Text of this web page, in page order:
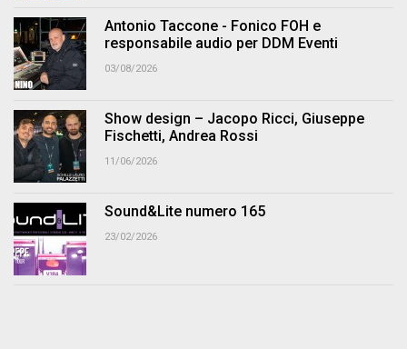
Antonio Taccone - Fonico FOH e
responsabile audio per DDM Eventi
03/08/2026
Show design – Jacopo Ricci, Giuseppe
Fischetti, Andrea Rossi
11/06/2026
Sound&Lite numero 165
23/02/2026